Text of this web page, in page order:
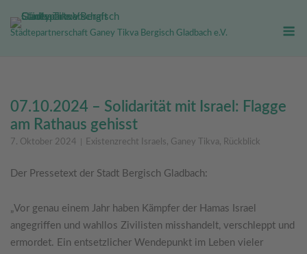
Städtepartnerschaft Ganey Tikva Bergisch Gladbach e.V.
07.10.2024 – Solidarität mit Israel: Flagge
am Rathaus gehisst
7. Oktober 2024 Existenzrecht Israels, Ganey Tikva, Rückblick
Der Pressetext der Stadt Bergisch Gladbach:
„Vor genau einem Jahr haben Kämpfer der Hamas Israel
angegriffen und wahllos Zivilisten misshandelt, verschleppt und
ermordet. Ein entsetzlicher Wendepunkt im Leben vieler